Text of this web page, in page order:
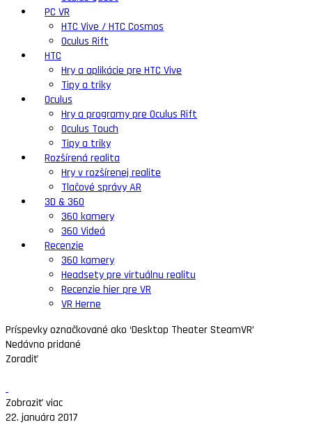
PC VR
HTC Vive / HTC Cosmos
Oculus Rift
HTC
Hry a aplikácie pre HTC Vive
Tipy a triky
Oculus
Hry a programy pre Oculus Rift
Oculus Touch
Tipy a triky
Rozšírená realita
Hry v rozšírenej realite
Tlačové správy AR
3D & 360
360 kamery
360 Videá
Recenzie
360 kamery
Headsety pre virtuálnu realitu
Recenzie hier pre VR
VR Herne
Príspevky označkované ako ‘Desktop Theater SteamVR’
Nedávno pridané
Zoradiť
Zobraziť viac
22. januára 2017